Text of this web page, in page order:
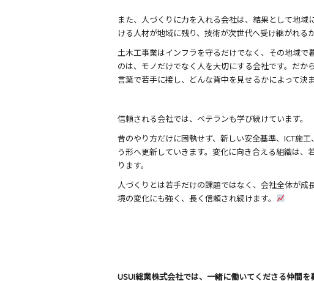
また、人づくりに力を入れる会社は、結果として地
ける人材が地域に残り、技術が次世代へ受け継がれる
土木工事業はインフラを守るだけでなく、その地域
のは、モノだけでなく人を大切にする会社です。だ
言葉で若手に接し、どんな背中を見せるかによって決ま
信頼される会社では、ベテランも学び続けています。
昔のやり方だけに固執せず、新しい安全基準、ICT施
う形へ更新していきます。変化に向き合える組織は
ります。
人づくりとは若手だけの課題ではなく、会社全体が
境の変化にも強く、長く信頼され続けます。
USUI総業株式会社では、一緒に働いてくださる仲間を